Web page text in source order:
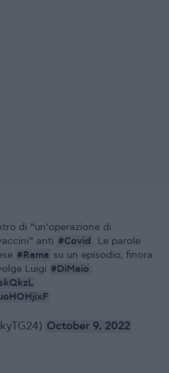
di “un’operazione di
anti #Covid . Le parole
#Rama su un episodio, finora
Luigi #DiMaio :
October 9, 2022